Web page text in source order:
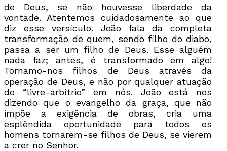
de Deus, se não houvesse liberdade da
vontade. Atentemos cuidadosamente ao que
diz esse versículo. João fala da completa
transformação de quem, sendo filho do diabo,
passa a ser um filho de Deus. Esse alguém
nada faz; antes, é transformado em algo!
Tornamo-nos filhos de Deus através da
operação de Deus, e não por qualquer atuação
do “livre-arbítrio” em nós. João está nos
dizendo que o evangelho da graça, que não
impõe a exigência de obras, cria uma
esplêndida oportunidade para todos os
homens tornarem-se filhos de Deus, se vierem
a crer no Senhor.